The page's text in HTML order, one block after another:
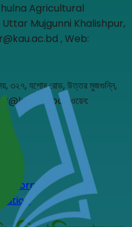
Agricultural
Mujgunni Khalishpur,
, Web:
৩২৭, যশোর রোড, উত্তর মুজগুন্নি,
, ওয়েব:
Form